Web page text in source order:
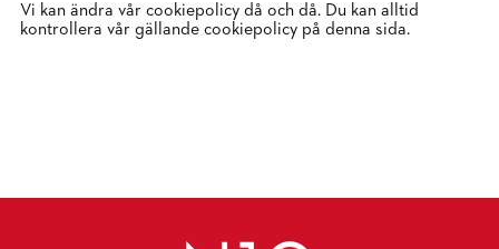
Vi kan ändra vår cookiepolicy då och då. Du kan alltid
kontrollera vår gällande cookiepolicy på denna sida.